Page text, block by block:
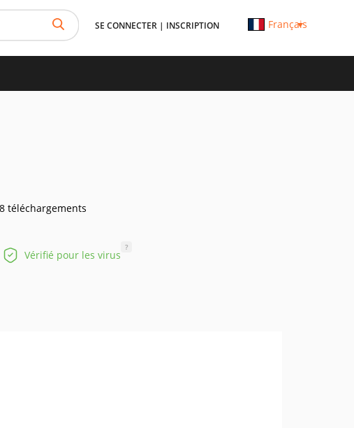
SE CONNECTER | INSCRIPTION Français
téléchargements
Vérifié pour les virus
?